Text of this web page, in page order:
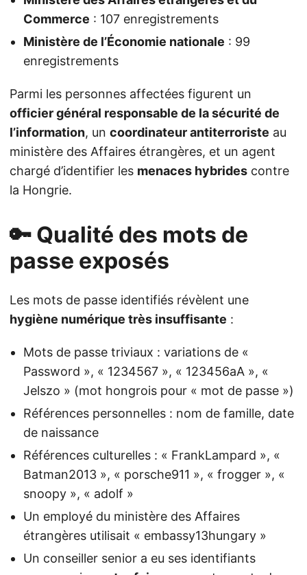
Commerce : 107 enregistrements
Ministère de l’Économie nationale : 99
enregistrements
Parmi les personnes affectées figurent un
officier général responsable de la sécurité de
l’information, un coordinateur antiterroriste au
ministère des Affaires étrangères, et un agent
chargé d’identifier les menaces hybrides contre
la Hongrie.
🔑 Qualité des mots de
passe exposés
Les mots de passe identifiés révèlent une
hygiène numérique très insuffisante :
Mots de passe triviaux : variations de «
Password », « 1234567 », « 123456aA », «
Jelszo » (mot hongrois pour « mot de passe »)
Références personnelles : nom de famille, date
de naissance
Références culturelles : « FrankLampard », «
Batman2013 », « porsche911 », « frogger », «
snoopy », « adolf »
Un employé du ministère des Affaires
étrangères utilisait « embassy13hungary »
Un conseiller senior a eu ses identifiants